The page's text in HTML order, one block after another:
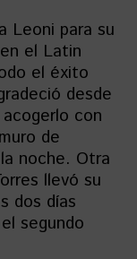
Leoni para su
el Latin
el éxito
desde
con
de
noche. Otra
llevó su
dos días
segundo